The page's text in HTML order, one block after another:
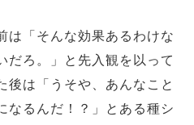
は「そんな効果あるわけな
だろ。」と先入観を以って
後は「うそや、あんなこと
なるんだ！？」とある種シ